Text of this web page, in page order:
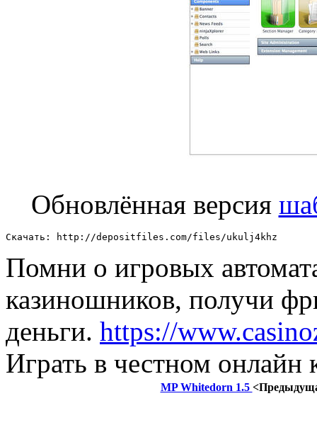
Обновлённая версия
Скачать: http://depositfiles.com/files/ukulj4khz
Помни о игровых
казиношников, получи
деньги. https://
Играть в честном онлайн
MP Whitedorn 1.5